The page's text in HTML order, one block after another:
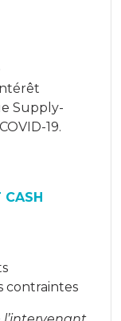
Supply-
19.
CASH
contraintes